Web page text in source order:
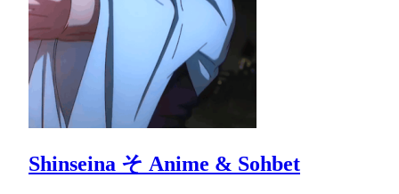
Shinseina そ Anime & Sohbet